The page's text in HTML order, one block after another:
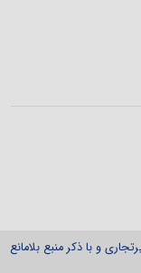
و با ذکر منبع بلامانع